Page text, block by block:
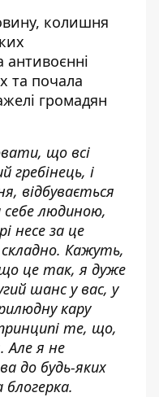
колишня
та почала
громадян
що всі
гребінець, і
відбувається
себе людиною,
несе за це
складно. Кажуть,
це так, я дуже
шанс у вас, у
кару
те, що,
Але я не
до будь-яких